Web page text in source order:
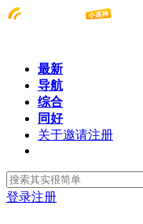
最新
导航
综合
同好
关于邀请注册
登录注册